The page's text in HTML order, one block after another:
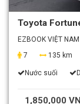
Toyota
EZBOOK VIỆT NAM
7
135 km
Nước suối
1,850,000